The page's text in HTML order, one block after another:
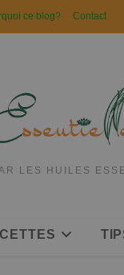
ce blog? Contact
LES HUILES